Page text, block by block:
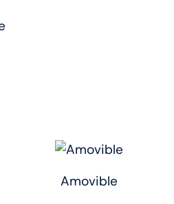
Amovible